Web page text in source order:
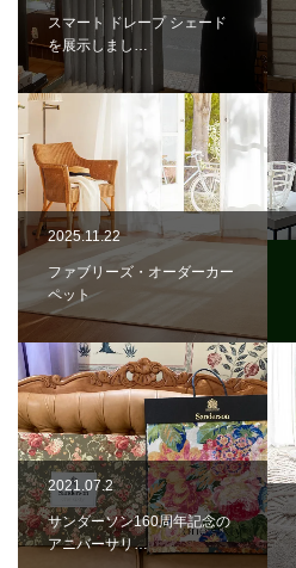
スマート ドレープ シェード
を展示しまし…
2025.11.22
ファブリーズ・オーダーカー
ペット
2021.07.2
サンダーソン160周年記念の
アニバーサリ…